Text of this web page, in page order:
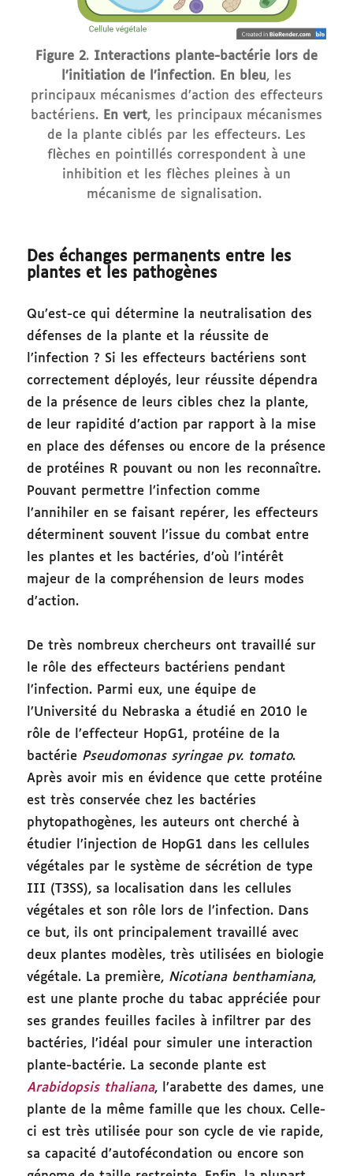
Figure 2. Interactions plante-bactérie lors de
l’initiation de l’infection. En bleu, les
principaux mécanismes d’action des effecteurs
bactériens. En vert, les principaux mécanismes
de la plante ciblés par les effecteurs. Les
flèches en pointillés correspondent à une
inhibition et les flèches pleines à un
mécanisme de signalisation.
Des échanges permanents entre les
plantes et les pathogènes
Qu’est-ce qui détermine la neutralisation des
défenses de la plante et la réussite de
l’infection ? Si les effecteurs bactériens sont
correctement déployés, leur réussite dépendra
de la présence de leurs cibles chez la plante,
de leur rapidité d’action par rapport à la mise
en place des défenses ou encore de la présence
de protéines R pouvant ou non les reconnaître.
Pouvant permettre l’infection comme
l’annihiler en se faisant repérer, les effecteurs
déterminent souvent l’issue du combat entre
les plantes et les bactéries, d’où l’intérêt
majeur de la compréhension de leurs modes
d’action.
De très nombreux chercheurs ont travaillé sur
le rôle des effecteurs bactériens pendant
l’infection. Parmi eux, une équipe de
l’Université du Nebraska a étudié en 2010 le
rôle de l’effecteur HopG1, protéine de la
bactérie Pseudomonas syringae pv. tomato.
Après avoir mis en évidence que cette protéine
est très conservée chez les bactéries
phytopathogènes, les auteurs ont cherché à
étudier l’injection de HopG1 dans les cellules
végétales par le système de sécrétion de type
III (T3SS), sa localisation dans les cellules
végétales et son rôle lors de l’infection. Dans
ce but, ils ont principalement travaillé avec
deux plantes modèles, très utilisées en biologie
végétale. La première, Nicotiana benthamiana,
est une plante proche du tabac appréciée pour
ses grandes feuilles faciles à infiltrer par des
bactéries, l’idéal pour simuler une interaction
plante-bactérie. La seconde plante est
Arabidopsis thaliana, l’arabette des dames, une
plante de la même famille que les choux. Celle-
ci est très utilisée pour son cycle de vie rapide,
sa capacité d’autofécondation ou encore son